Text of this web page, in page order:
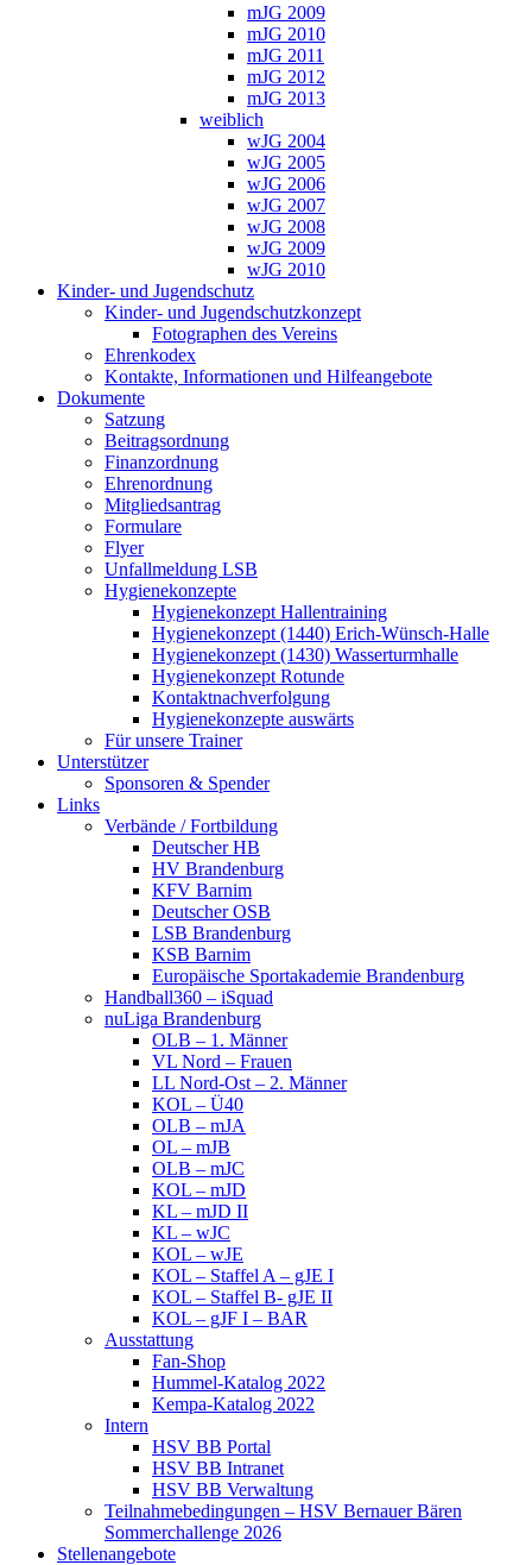
mJG 2009
mJG 2010
mJG 2011
mJG 2012
mJG 2013
weiblich
wJG 2004
wJG 2005
wJG 2006
wJG 2007
wJG 2008
wJG 2009
wJG 2010
Kinder- und Jugendschutz
Kinder- und Jugendschutzkonzept
Fotographen des Vereins
Ehrenkodex
Kontakte, Informationen und Hilfeangebote
Dokumente
Satzung
Beitragsordnung
Finanzordnung
Ehrenordnung
Mitgliedsantrag
Formulare
Flyer
Unfallmeldung LSB
Hygienekonzepte
Hygienekonzept Hallentraining
Hygienekonzept (1440) Erich-Wünsch-Halle
Hygienekonzept (1430) Wasserturmhalle
Hygienekonzept Rotunde
Kontaktnachverfolgung
Hygienekonzepte auswärts
Für unsere Trainer
Unterstützer
Sponsoren & Spender
Links
Verbände / Fortbildung
Deutscher HB
HV Brandenburg
KFV Barnim
Deutscher OSB
LSB Brandenburg
KSB Barnim
Europäische Sportakademie Brandenburg
Handball360 – iSquad
nuLiga Brandenburg
OLB – 1. Männer
VL Nord – Frauen
LL Nord-Ost – 2. Männer
KOL – Ü40
OLB – mJA
OL – mJB
OLB – mJC
KOL – mJD
KL – mJD II
KL – wJC
KOL – wJE
KOL – Staffel A – gJE I
KOL – Staffel B- gJE II
KOL – gJF I – BAR
Ausstattung
Fan-Shop
Hummel-Katalog 2022
Kempa-Katalog 2022
Intern
HSV BB Portal
HSV BB Intranet
HSV BB Verwaltung
Teilnahmebedingungen – HSV Bernauer Bären
Sommerchallenge 2026
Stellenangebote